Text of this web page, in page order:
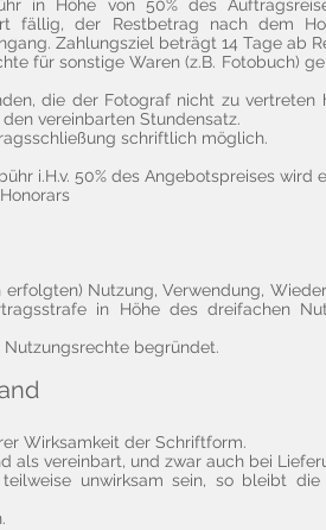
in Höhe von 50% des
fällig, der Restbetrag nach dem
Zahlungsziel beträgt 14 Tage ab
für sonstige Waren (z.B. Fotobuch)
die der Fotograf nicht zu
vereinbarten Stundensatz.
schriftlich möglich.
i.H.v. 50% des Angebotspreises wird
Nutzung, Verwendung,
in Höhe des dreifachen
Nutzungsrechte begründet.
Wirksamkeit der Schriftform.
vereinbart, und zwar auch bei
unwirksam sein, so bleibt